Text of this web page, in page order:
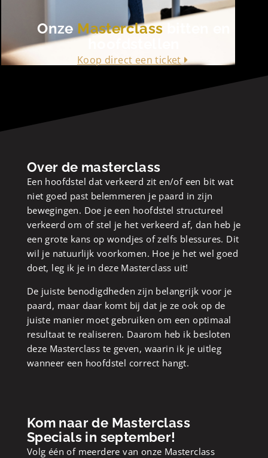
Onze Masterclass
Koop direct een ticket
Over de masterclass
Een hoofdstel dat verkeerd zit en/of een bit wat
niet goed past belemmeren je paard in zijn
bewegingen. Doe je een hoofdstel structureel
verkeerd om of stel je het verkeerd af, dan heb je
een grote kans op wondjes of zelfs blessures. Dit
wil je natuurlijk voorkomen. Hoe je het wel goed
doet, leg ik je in deze Masterclass uit!
De juiste benodigdheden zijn belangrijk voor je
paard, maar daar komt bij dat je ze ook op de
juiste manier moet gebruiken om een optimaal
resultaat te realiseren. Daarom heb ik besloten
deze Masterclass te geven, waarin ik je uitleg
wanneer een hoofdstel correct hangt.
Kom naar de Masterclass
Specials in september!
Volg één of meerdere van onze Masterclass